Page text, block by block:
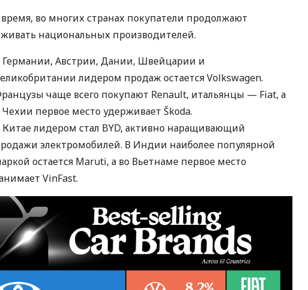
во многих странах покупатели продолжают
национальных производителей.
Германии, Австрии, Дании, Швейцарии и
лидером продаж остается Volkswagen.
чаще всего покупают Renault, итальянцы — Fiat, а
Чехии первое место удерживает Škoda.
Китае лидером стал BYD, активно наращивающий
электромобилей. В Индии наиболее популярной
остается Maruti, а во Вьетнаме первое место
VinFast.